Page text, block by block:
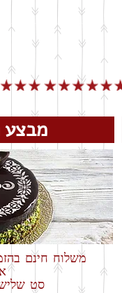
משלוח חינם
סט